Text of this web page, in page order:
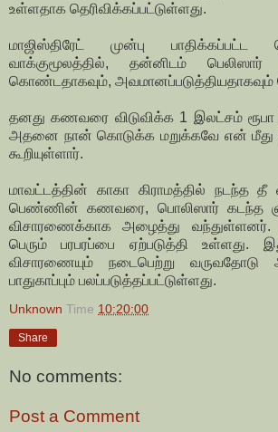
உள்ளதாக தெரிவிக்கப்பட்டுள்ளது.
மாஜிஸ்திரேட் முன்பு
வாக்குமூலத்தில், தன்னிடம்
கொண்டதாகவும், அவமானப்படுத்தியதாகவும்
தனது கணவரை விடுவிக்க 1 இலட்சம்
அதனை நான் கொடுக்க மறுக்கவே என்
கூறியுள்ளார்.
மாவட்டத்தின் காகா கிராமத்தில் நடந்த தீ
பெண்ணின் கணவரை, பொலிஸார் கடந்த
விசாரணைக்காக அழைத்து
பெரும் பரபரப்பை ஏற்படுத்தி உள்ளது.
விசாரணையும் நடைபெற்று வருவதோடு
பாதுகாப்பும் பலப்படுத்தப்பட்டுள்ளது.
Unknown Time 10:20:00
Share
No comments:
Post a Comment